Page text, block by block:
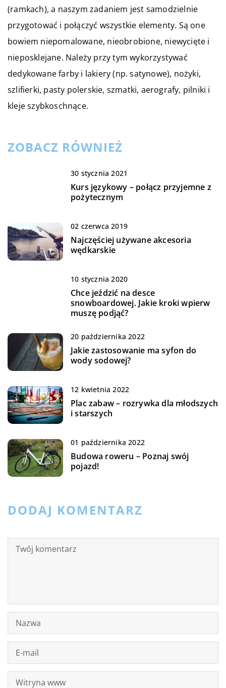
(ramkach), a naszym zadaniem jest samodzielnie
przygotować i połączyć wszystkie elementy. Są one
bowiem niepomalowane, nieobrobione, niewycięte i
nieposklejane. Należy przy tym wykorzystywać
dedykowane farby i lakiery (np. satynowe), nożyki,
szlifierki, pasty polerskie, szmatki, aerografy, pilniki i
kleje szybkoschnące.
ZOBACZ RÓWNIEŻ
30 stycznia 2021
Kurs językowy – połącz przyjemne z
pożytecznym
02 czerwca 2019
Najczęściej używane akcesoria
wędkarskie
10 stycznia 2020
Chce jeździć na desce
snowboardowej. Jakie kroki wpierw
muszę podjąć?
20 października 2022
Jakie zastosowanie ma syfon do
wody sodowej?
12 kwietnia 2022
Plac zabaw – rozrywka dla młodszych
i starszych
01 października 2022
Budowa roweru – Poznaj swój
pojazd!
DODAJ KOMENTARZ